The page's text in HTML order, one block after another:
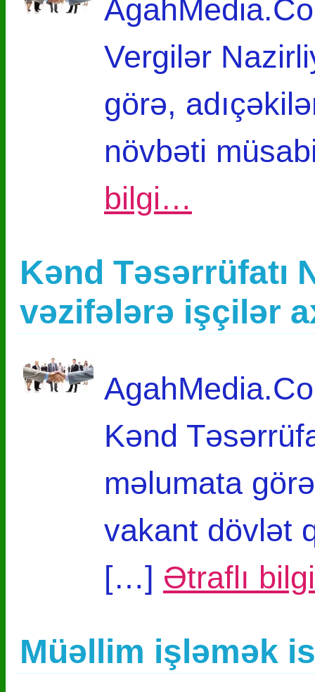
Vergilər
görə,
növbəti
bilgi…
Kənd Təsərrüfatı
vəzifələrə işçilər
Kənd
məlumata
vakant dövlət
[…] Ətraflı
Müəllim işləmək